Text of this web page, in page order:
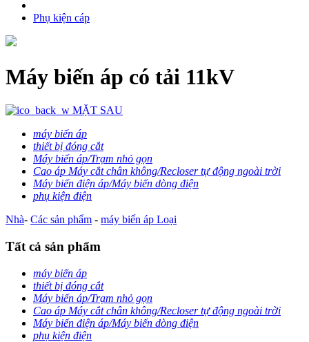
Phụ kiện cáp
Máy biến áp có tải 11kV
MẶT SAU
máy biến áp
thiết bị đóng cắt
Máy biến áp/Trạm nhỏ gọn
Cao áp Máy cắt chân không/Recloser tự động ngoài trời
Máy biến điện áp/Máy biến dòng điện
phụ kiện điện
Nhà- Các sản phẩm - máy biến áp Loại
Tất cả sản phẩm
máy biến áp
thiết bị đóng cắt
Máy biến áp/Trạm nhỏ gọn
Cao áp Máy cắt chân không/Recloser tự động ngoài trời
Máy biến điện áp/Máy biến dòng điện
phụ kiện điện